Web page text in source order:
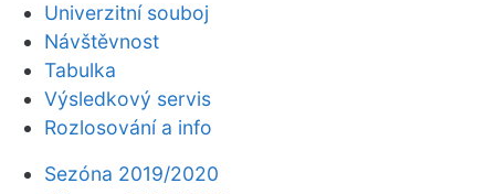
Univerzitní souboj
Návštěvnost
Tabulka
Výsledkový servis
Rozlosování a info
Sezóna 2019/2020